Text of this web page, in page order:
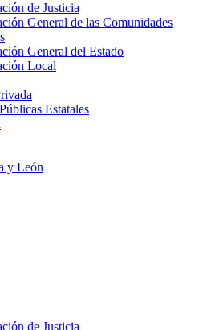
de Justicia
General de las Comunidades
General del Estado
Local
Estatales
y León
de Justicia